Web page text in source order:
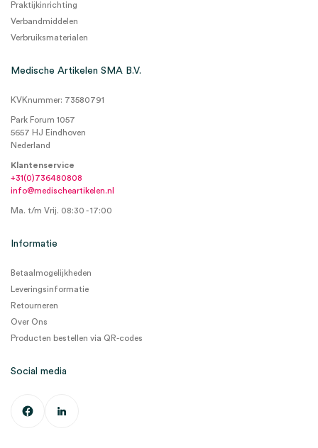
Praktijkinrichting
Verbandmiddelen
Verbruiksmaterialen
Medische Artikelen SMA B.V.
KVKnummer: 73580791
Park Forum 1057
5657 HJ Eindhoven
Nederland
Klantenservice
+31(0)736480808
info@medischeartikelen.nl
Ma. t/m Vrij. 08:30 - 17:00
Informatie
Betaalmogelijkheden
Leveringsinformatie
Retourneren
Over Ons
Producten bestellen via QR-codes
Social media